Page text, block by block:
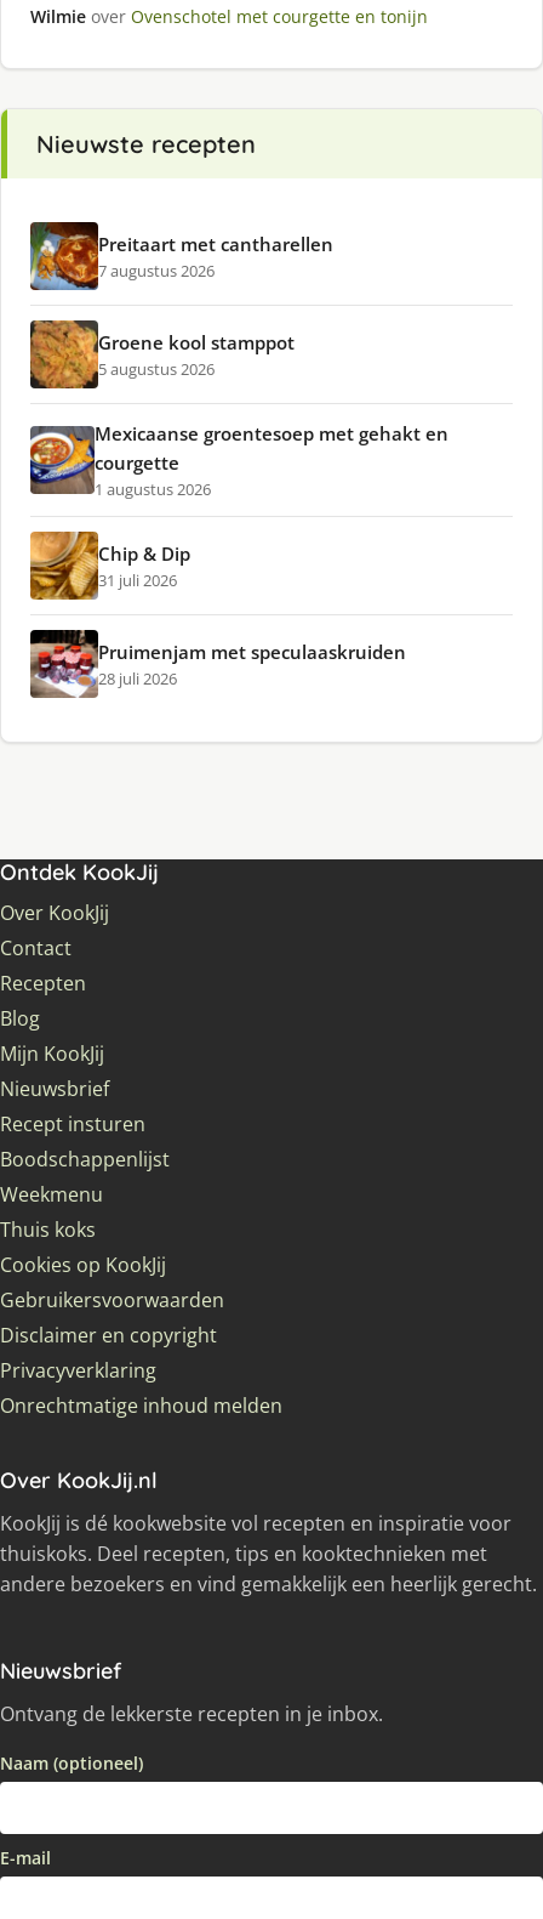
Wilmie over Ovenschotel met courgette en tonijn
Nieuwste recepten
Preitaart met cantharellen
7 augustus 2026
Groene kool stamppot
5 augustus 2026
Mexicaanse groentesoep met gehakt en
courgette
1 augustus 2026
Chip & Dip
31 juli 2026
Pruimenjam met speculaaskruiden
28 juli 2026
Ontdek KookJij
Over KookJij
Contact
Recepten
Blog
Mijn KookJij
Nieuwsbrief
Recept insturen
Boodschappenlijst
Weekmenu
Thuis koks
Cookies op KookJij
Gebruikersvoorwaarden
Disclaimer en copyright
Privacyverklaring
Onrechtmatige inhoud melden
Over KookJij.nl
KookJij is dé kookwebsite vol recepten en inspiratie voor
thuiskoks. Deel recepten, tips en kooktechnieken met
andere bezoekers en vind gemakkelijk een heerlijk gerecht.
Nieuwsbrief
Ontvang de lekkerste recepten in je inbox.
Naam (optioneel)
E-mail